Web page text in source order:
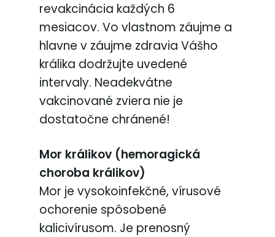
revakcinácia každých 6
mesiacov. Vo vlastnom záujme a
hlavne v záujme zdravia Vášho
králika dodržujte uvedené
intervaly. Neadekvátne
vakcinované zviera nie je
dostatočne chránené!
Mor králikov (hemoragická
choroba králikov)
Mor je vysokoinfekčné, vírusové
ochorenie spôsobené
kalicivírusom. Je prenosný